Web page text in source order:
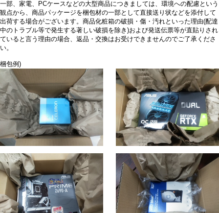
一部、家電、PCケースなどの大型商品につきましては、環境への配慮という
観点から、商品パッケージを梱包材の一部として直接送り状などを添付して
出荷する場合がございます。商品化粧箱の破損・傷・汚れといった理由(配達
中のトラブル等で発生する著しい破損を除き)および発送伝票等が直貼りされ
ていると言う理由の場合、返品・交換はお受けできませんのでご了承くださ
い。
梱包例)